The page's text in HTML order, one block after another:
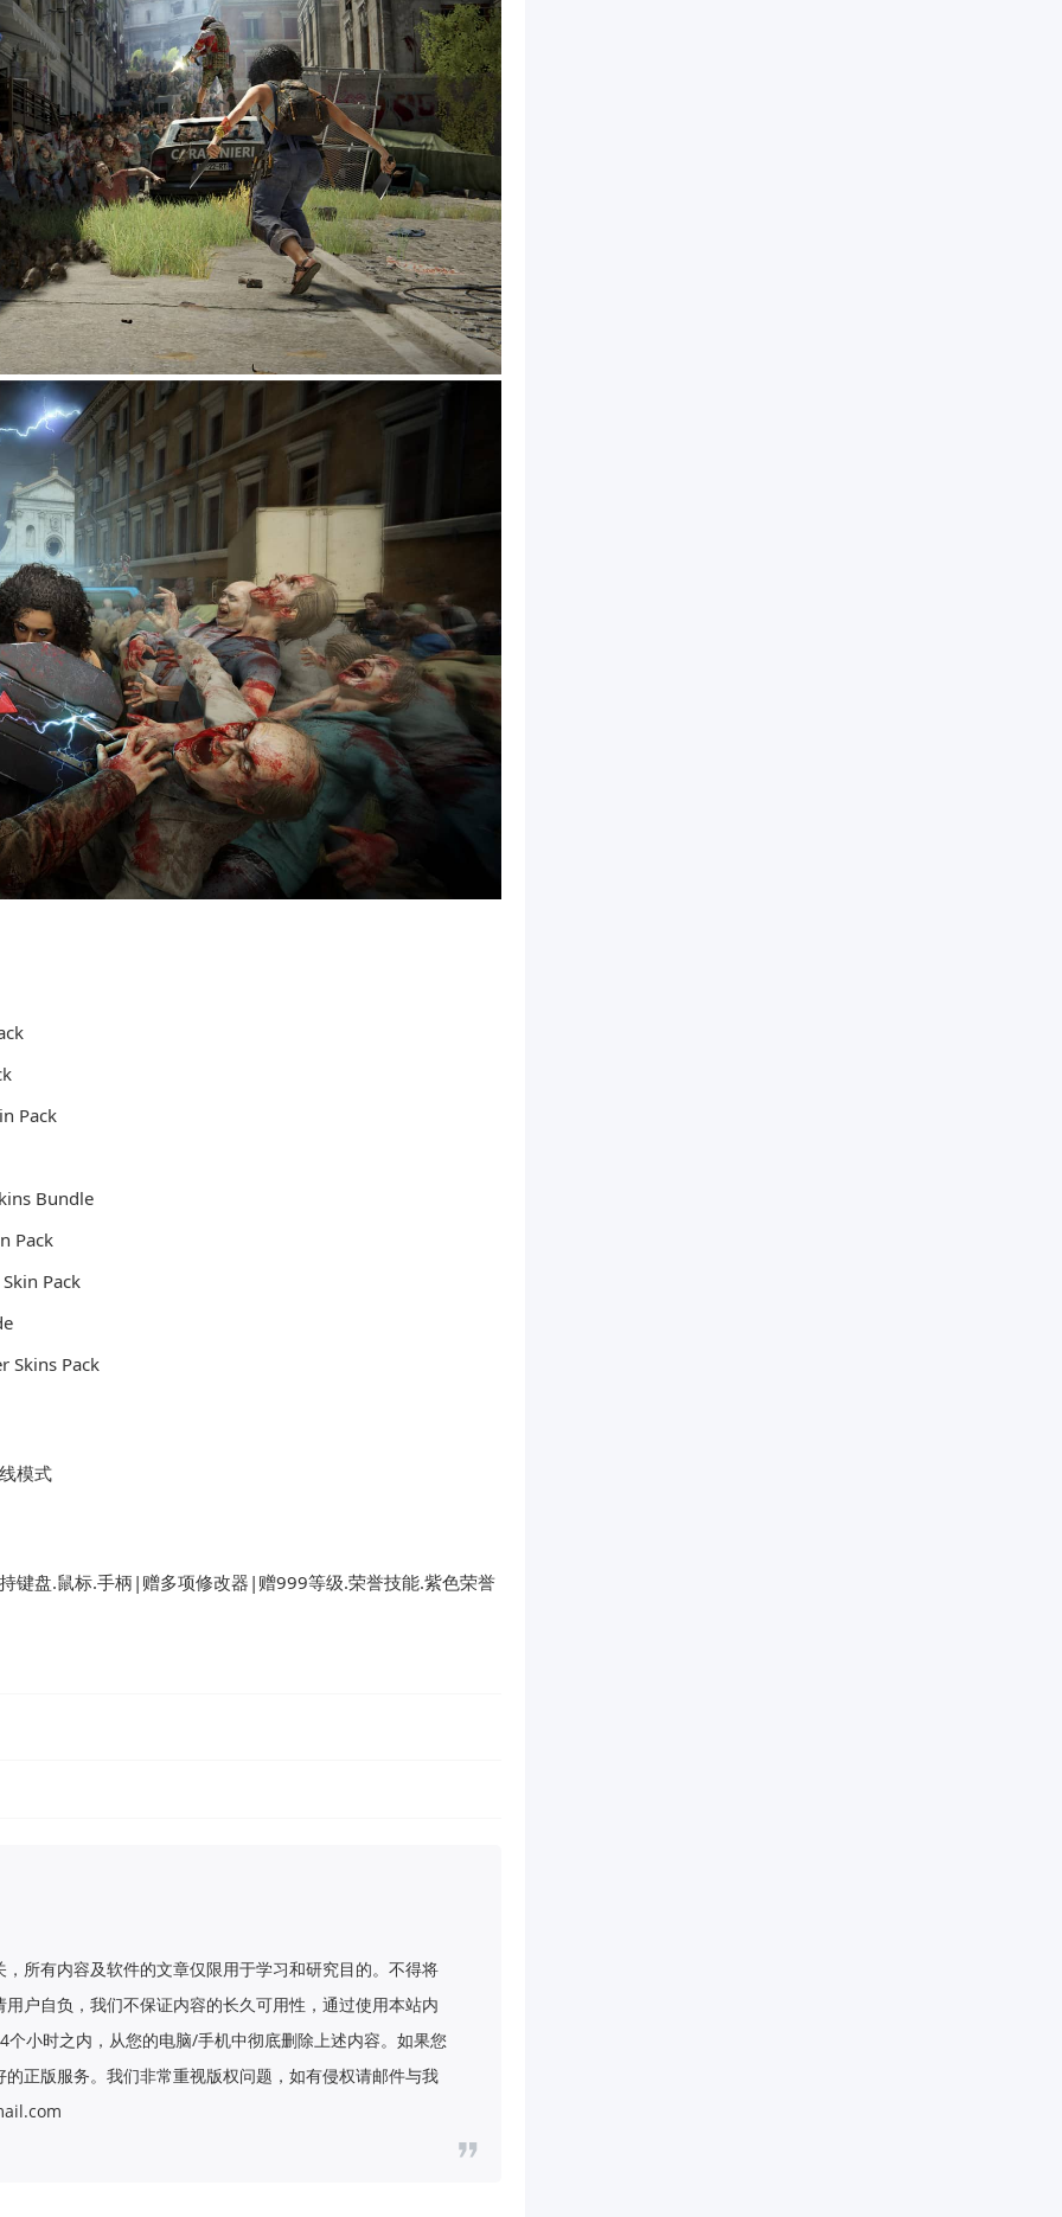
Pack
Bundle
Pack
Pack
Skins Pack
模式
盘.鼠标.手柄|赠多项修改器|赠999等级.荣誉技能.紫色荣誉
所有内容及软件的文章仅限用于学习和研究目的。不得将
户自负，我们不保证内容的长久可用性，通过使用本站内
小时之内，从您的电脑/手机中彻底删除上述内容。如果您
正版服务。我们非常重视版权问题，如有侵权请邮件与我